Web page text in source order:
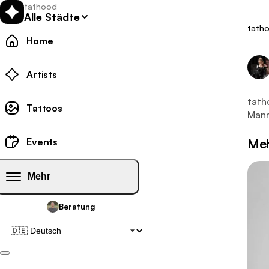
tathood
Alle Städte
Home
Tattoo
Artists
Tattoo-Galerie:
Tattoos
Tattoo-Events:
Events
Mehr
Beratung